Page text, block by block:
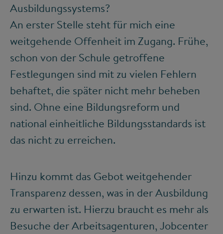
Ausbildungssystems?
An erster Stelle steht für mich eine
weitgehende Offenheit im Zugang. Frühe,
schon von der Schule getroffene
Festlegungen sind mit zu vielen Fehlern
behaftet, die später nicht mehr beheben
sind. Ohne eine Bildungsreform und
national einheitliche Bildungsstandards ist
das nicht zu erreichen.
Hinzu kommt das Gebot weitgehender
Transparenz dessen, was in der Ausbildung
zu erwarten ist. Hierzu braucht es mehr als
Besuche der Arbeitsagenturen, Jobcenter